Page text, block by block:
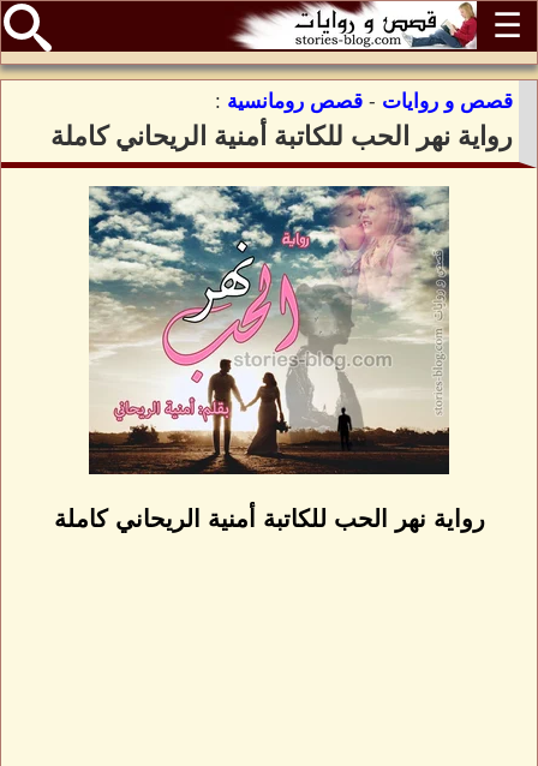
☰
قصص و روايات - قصص رومانسية :
رواية نهر الحب للكاتبة أمنية الريحاني كاملة
رواية نهر الحب للكاتبة أمنية الريحاني كاملة